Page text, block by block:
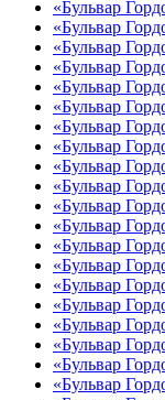
«Бульвар
«Бульвар
«Бульвар
«Бульвар
«Бульвар
«Бульвар
«Бульвар
«Бульвар
«Бульвар
«Бульвар
«Бульвар
«Бульвар
«Бульвар
«Бульвар
«Бульвар
«Бульвар
«Бульвар
«Бульвар
«Бульвар
«Бульвар